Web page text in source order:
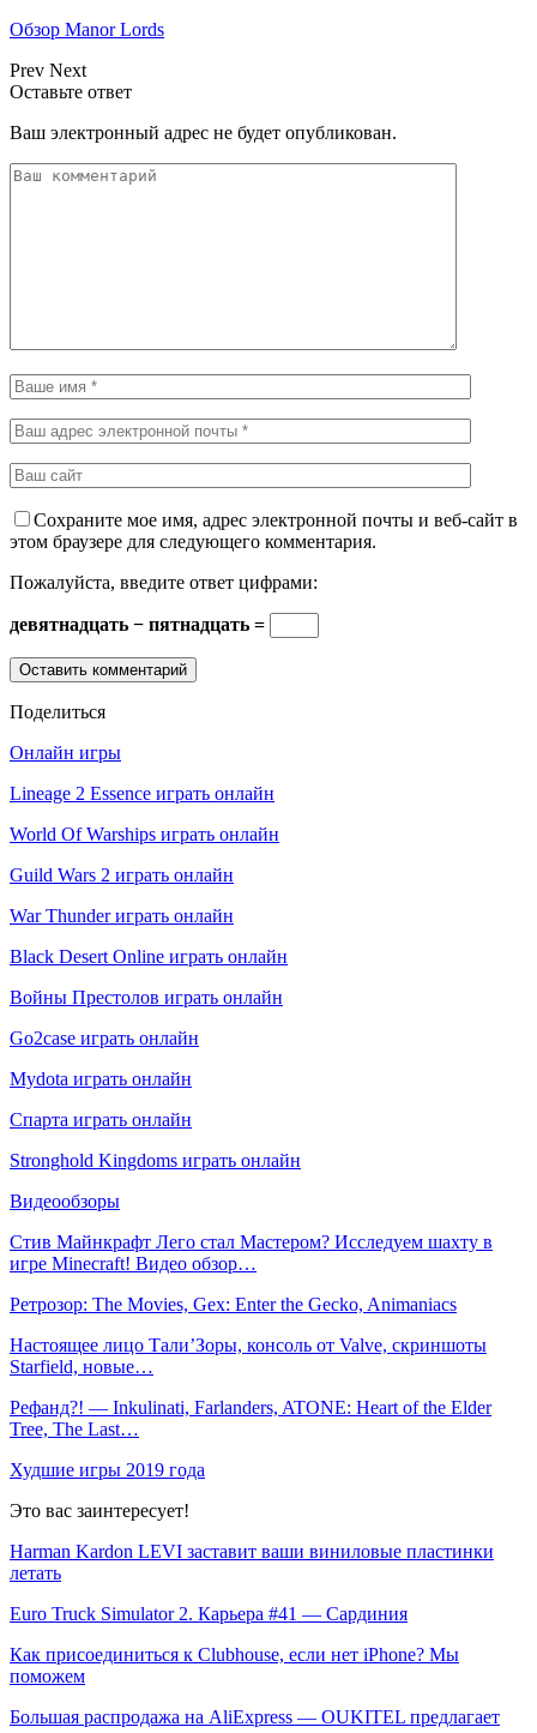
Обзор Manor Lords
Prev Next
Оставьте ответ
Ваш электронный адрес не будет опубликован.
Сохраните мое имя, адрес электронной почты и веб-сайт в
этом браузере для следующего комментария.
Пожалуйста, введите ответ цифрами:
девятнадцать − пятнадцать =
Поделиться
Онлайн игры
Lineage 2 Essence играть онлайн
World Of Warships играть онлайн
Guild Wars 2 играть онлайн
War Thunder играть онлайн
Black Desert Online играть онлайн
Войны Престолов играть онлайн
Go2case играть онлайн
Mydota играть онлайн
Спарта играть онлайн
Stronghold Kingdoms играть онлайн
Видеообзоры
Стив Майнкрафт Лего стал Мастером? Исследуем шахту в
игре Minecraft! Видео обзор…
Ретрозор: The Movies, Gex: Enter the Gecko, Animaniacs
Настоящее лицо Тали’Зоры, консоль от Valve, скриншоты
Starfield, новые…
Рефанд?! — Inkulinati, Farlanders, ATONE: Heart of the Elder
Tree, The Last…
Худшие игры 2019 года
Это вас заинтересует!
Harman Kardon LEVI заставит ваши виниловые пластинки
летать
Euro Truck Simulator 2. Карьера #41 — Сардиния
Как присоединиться к Clubhouse, если нет iPhone? Мы
поможем
Большая распродажа на AliExpress — OUKITEL предлагает